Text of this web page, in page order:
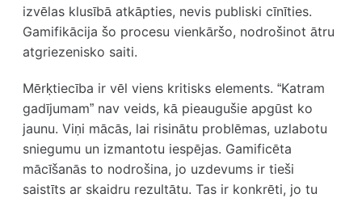
izvēlas klusībā atkāpties, nevis publiski cīnīties.
Gamifikācija šo procesu vienkāršo, nodrošinot ātru
atgriezenisko saiti.
Mērķtiecība ir vēl viens kritisks elements. “Katram
gadījumam” nav veids, kā pieaugušie apgūst ko
jaunu. Viņi mācās, lai risinātu problēmas, uzlabotu
sniegumu un izmantotu iespējas. Gamificēta
mācīšanās to nodrošina, jo uzdevums ir tieši
saistīts ar skaidru rezultātu. Tas ir konkrēti, jo tu